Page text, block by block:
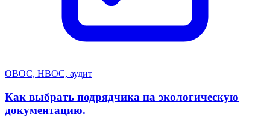
ОВОС, НВОС, аудит
Как выбрать подрядчика на экологическую
документацию.